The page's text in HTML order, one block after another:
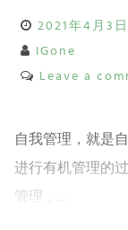
2021年4月3日
IGone
Leave a
自我管理，就是
进行有机管理的
管理，…